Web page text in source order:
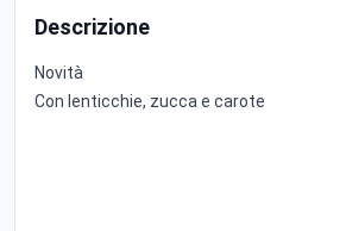
Descrizione
Novità
Con lenticchie, zucca e carote